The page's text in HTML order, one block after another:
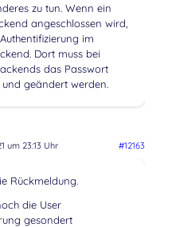
zu tun. Wenn ein
angeschlossen wird,
im
Dort muss bei
das Passwort
geändert werden.
um 23:13 Uhr #12163
Rückmeldung.
die User
gesondert